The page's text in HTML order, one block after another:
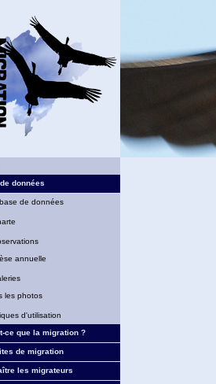
données
de données
annuelle
les photos
d'utilisation
ce que la migration ?
de migration
les migrateurs